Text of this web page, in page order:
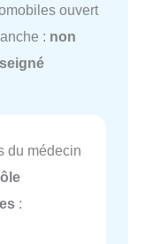
ouvert
: non
du médecin
: